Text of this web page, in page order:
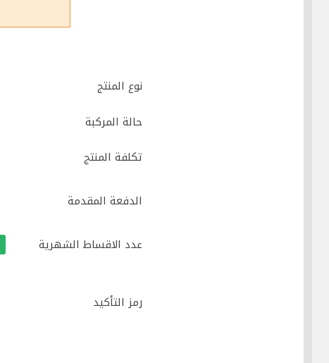
نوع المنتج
حالة المركبة
تكلفة المنتج
الدفعة المقدمة
عدد الاقساط الشهرية
رمز التأكيد